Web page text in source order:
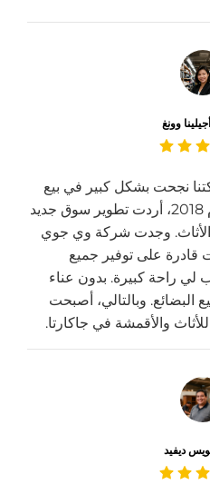
وونغ
نجحت بشكل كبير في بيع
أقمشة الألعاب محليًا. في عام 2018، أردت تطوير سوق جديد
الأثاث. وجدت شركة وي جوي
قادرة على توفير جميع
لي راحة كبيرة. بدون عناء
البضائع. وبالتالي، أصبحت
والأقمشة في جاكارتا.
ديفيد